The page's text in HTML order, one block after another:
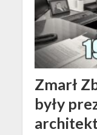
Zmarł
były